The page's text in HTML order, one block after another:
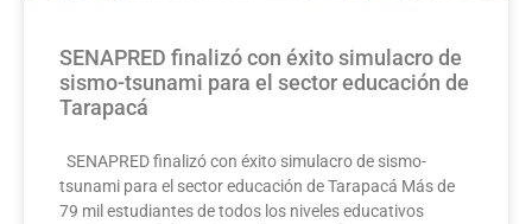
SENAPRED finalizó con éxito simulacro de
sismo-tsunami para el sector educación de
Tarapacá
SENAPRED finalizó con éxito simulacro de sismo-
tsunami para el sector educación de Tarapacá Más de
79 mil estudiantes de todos los niveles educativos